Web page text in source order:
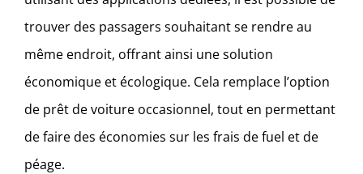
trouver des passagers souhaitant se rendre au
même endroit, offrant ainsi une solution
économique et écologique. Cela remplace l’option
de prêt de voiture occasionnel, tout en permettant
de faire des économies sur les frais de fuel et de
péage.